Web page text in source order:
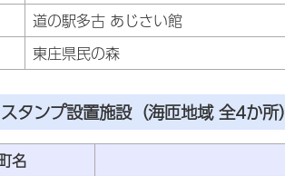
道の駅多古 あじさい館
東庄県民の森
タンプ設置施設（海匝地域 全4か所）
名